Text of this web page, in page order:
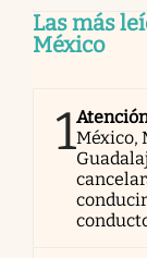
Las más
México
1México,